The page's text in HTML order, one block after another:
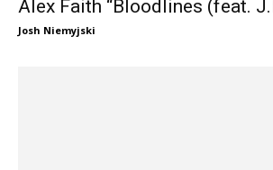
Alex Faith “Bloodlines (feat.
Josh Niemyjski